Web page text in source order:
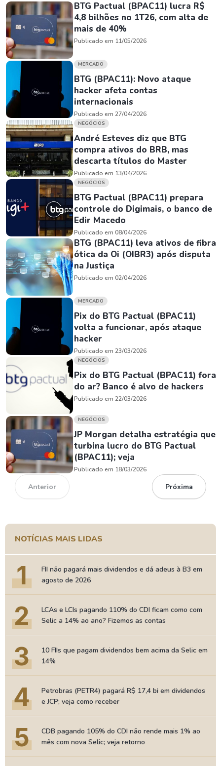
BTG Pactual (BPAC11) lucra R$
4,8 bilhões no 1T26, com alta de
mais de 40%
Publicado em 11/05/2026
MERCADO
BTG (BPAC11): Novo ataque
hacker afeta contas
internacionais
Publicado em 27/04/2026
NEGÓCIOS
André Esteves diz que BTG
compra ativos do BRB, mas
descarta títulos do Master
Publicado em 13/04/2026
NEGÓCIOS
BTG Pactual (BPAC11) prepara
controle do Digimais, o banco de
Edir Macedo
Publicado em 08/04/2026
BTG (BPAC11) leva ativos de fibra
ótica da Oi (OIBR3) após disputa
na Justiça
Publicado em 02/04/2026
MERCADO
Pix do BTG Pactual (BPAC11)
volta a funcionar, após ataque
hacker
Publicado em 23/03/2026
NEGÓCIOS
Pix do BTG Pactual (BPAC11) fora
do ar? Banco é alvo de hackers
Publicado em 22/03/2026
NEGÓCIOS
JP Morgan detalha estratégia que
turbina lucro do BTG Pactual
(BPAC11); veja
Publicado em 18/03/2026
Anterior Próxima
NOTÍCIAS MAIS LIDAS
1
FII não pagará mais dividendos e dá adeus à B3 em
agosto de 2026
2
LCAs e LCIs pagando 110% do CDI ficam como com
Selic a 14% ao ano? Fizemos as contas
3
10 FIIs que pagam dividendos bem acima da Selic em
14%
4
Petrobras (PETR4) pagará R$ 17,4 bi em dividendos
e JCP; veja como receber
5
CDB pagando 105% do CDI não rende mais 1% ao
mês com nova Selic; veja retorno